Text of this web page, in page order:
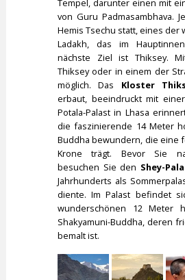
Tempel, darunter einen mit
von Guru Padmasambhava.
Hemis Tsechu statt, eines der
Ladakh, das im
nächste Ziel ist Thiksey.
Thiksey oder in einem der
möglich. Das Kloster
erbaut, beeindruckt mit
Potala-Palast in Lhasa
die faszinierende 14 Meter
Buddha bewundern, die eine
Krone trägt. Bevor Sie
besuchen Sie den Shey-
Jahrhunderts als
diente. Im Palast befindet
wunderschönen 12 Meter
Shakyamuni-Buddha, deren
bemalt ist.